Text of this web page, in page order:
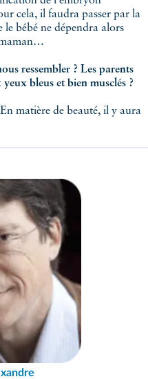
lui‑même, la possibilité de le modeler à la carte. Pour cela, il faudra passer par la
alors
maman…
? Les parents
du futur voudront‑ils tous des enfants blonds aux yeux bleus et bien musclés ?
de beauté, il y aura